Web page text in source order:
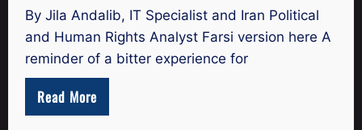
By Jila Andalib, IT Specialist and Iran Political
and Human Rights Analyst Farsi version here A
reminder of a bitter experience for
Read More